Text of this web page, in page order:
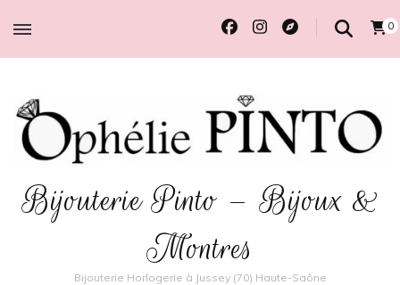
0
Bijouterie Pinto – Bijoux &
Montres
Bijouterie Horlogerie à Jussey (70) Haute-Saône